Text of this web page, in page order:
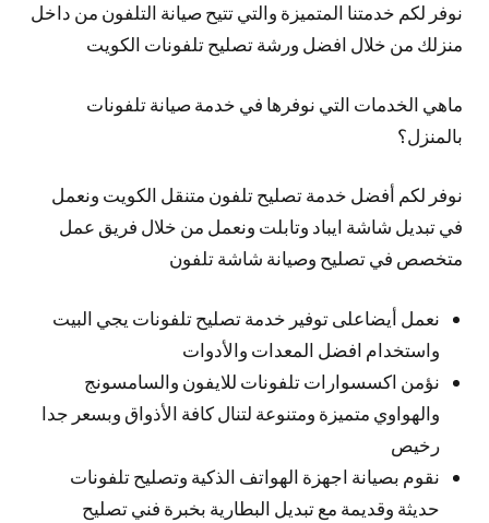
نوفر لكم خدمتنا المتميزة والتي تتيح صيانة التلفون من داخل
منزلك من خلال افضل ورشة تصليح تلفونات الكويت
ماهي الخدمات التي نوفرها في خدمة صيانة تلفونات
بالمنزل؟
نوفر لكم أفضل خدمة تصليح تلفون متنقل الكويت ونعمل
في تبديل شاشة ايباد وتابلت ونعمل من خلال فريق عمل
متخصص في تصليح وصيانة شاشة تلفون
نعمل أيضاعلى توفير خدمة تصليح تلفونات يجي البيت
واستخدام افضل المعدات والأدوات
نؤمن اكسسوارات تلفونات للايفون والسامسونج
والهواوي متميزة ومتنوعة لتنال كافة الأذواق وبسعر جدا
رخيص
نقوم بصيانة اجهزة الهواتف الذكية وتصليح تلفونات
حديثة وقديمة مع تبديل البطارية بخبرة فني تصليح